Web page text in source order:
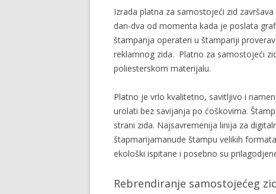
Izrada platna za samostojeći zid
dan-dva od momenta kada je poslata
štampanja operateri u štampariji
reklamnog zida. Platno za samostojeći
poliesterskom materijalu.
Platno je vrlo kvalitetno, savitljivo i
urolati bez savijanja po ćoškovima.
strani zida. Najsavremenija linija za
štapmarijamanude štampu velikih
ekološki ispitane i posebno su
Rebrendiranje samostojećeg